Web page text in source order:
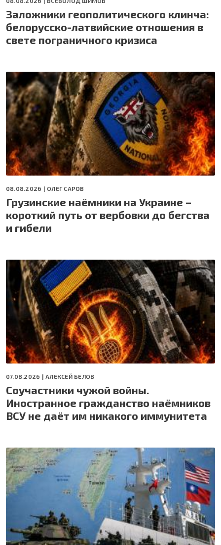
Заложники геополитического клинча:
белорусско-латвийские отношения в
свете пограничного кризиса
08.08.2026 | ОЛЕГ САРОВ
Грузинские наёмники на Украине –
короткий путь от вербовки до бегства
и гибели
07.08.2026 |АЛЕКСЕЙ БЕЛОВ
Соучастники чужой войны.
Иностранное гражданство наёмников
ВСУ не даёт им никакого иммунитета